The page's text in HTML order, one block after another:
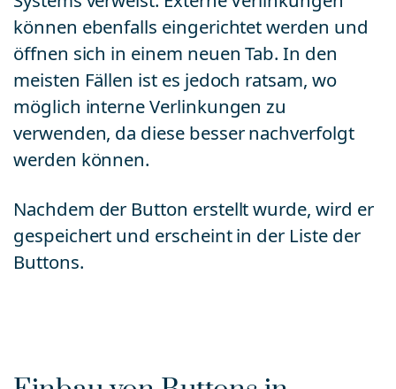
können ebenfalls eingerichtet werden und
öffnen sich in einem neuen Tab. In den
meisten Fällen ist es jedoch ratsam, wo
möglich interne Verlinkungen zu
verwenden, da diese besser nachverfolgt
werden können.
Nachdem der Button erstellt wurde, wird er
gespeichert und erscheint in der Liste der
Buttons.